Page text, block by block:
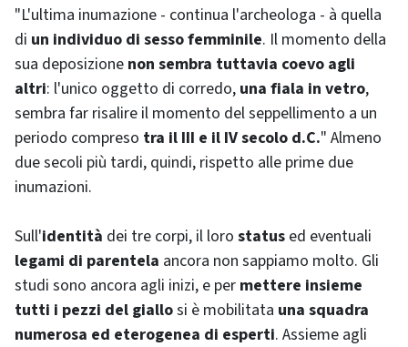
"L'ultima inumazione - continua l'archeologa - à quella
di un individuo di sesso femminile. Il momento della
sua deposizione non sembra tuttavia coevo agli
altri: l'unico oggetto di corredo, una fiala in vetro,
sembra far risalire il momento del seppellimento a un
periodo compreso tra il III e il IV secolo d.C." Almeno
due secoli più tardi, quindi, rispetto alle prime due
inumazioni.
Sull'identità dei tre corpi, il loro status ed eventuali
legami di parentela ancora non sappiamo molto. Gli
studi sono ancora agli inizi, e per mettere insieme
tutti i pezzi del giallosi è mobilitata una squadra
numerosa ed eterogenea di esperti. Assieme agli